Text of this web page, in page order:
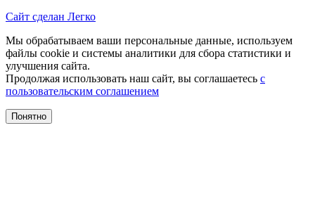
Сайт сделан Легко
Мы обрабатываем ваши персональные данные, используем
файлы cookie и системы аналитики для сбора статистики и
улучшения сайта.
Продолжая использовать наш сайт, вы соглашаетесь с
пользовательским соглашением
Понятно